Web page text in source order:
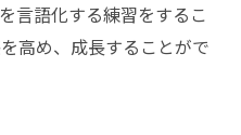
言語化する練習をするこ
高め、成長することがで